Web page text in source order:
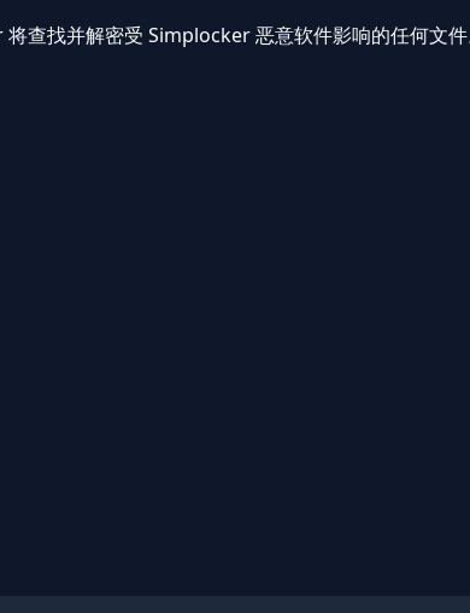
查找并解密受 Simplocker 恶意软件影响的任何文